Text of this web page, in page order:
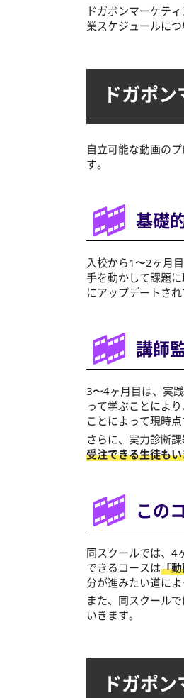
ドガポンマーケティ
業スケジュールに
ドガポ
自立可能な動画の
す。
基礎
入校から1〜2ヶ月
手を動かして課題
にアップデートさ
講師
3〜4ヶ月目は、実
って学ぶことによ
ことによって現時
さらに、実力診断
受注できる生徒も
この
同スクールでは、4
できるコースは「
分が進みたい道によ
また、同スクール
いきます。
ドガポ